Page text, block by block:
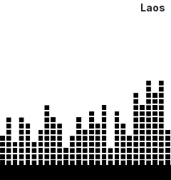
Laos